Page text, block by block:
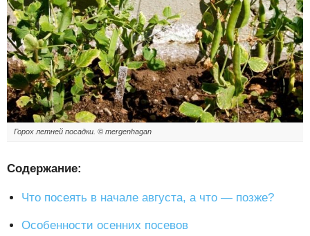
Горох летней посадки. © mergenhagan
Содержание:
Что посеять в начале августа, а что — позже?
Особенности осенних посевов